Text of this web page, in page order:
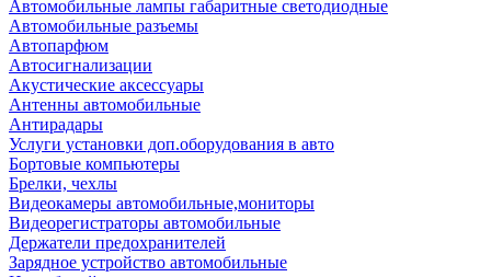
Автомобильные лампы габаритные светодиодные
Автомобильные разъемы
Автопарфюм
Автосигнализации
Акустические аксессуары
Антенны автомобильные
Антирадары
Услуги установки доп.оборудования в авто
Бортовые компьютеры
Брелки, чехлы
Видеокамеры автомобильные,мониторы
Видеорегистраторы автомобильные
Держатели предохранителей
Зарядное устройство автомобильные